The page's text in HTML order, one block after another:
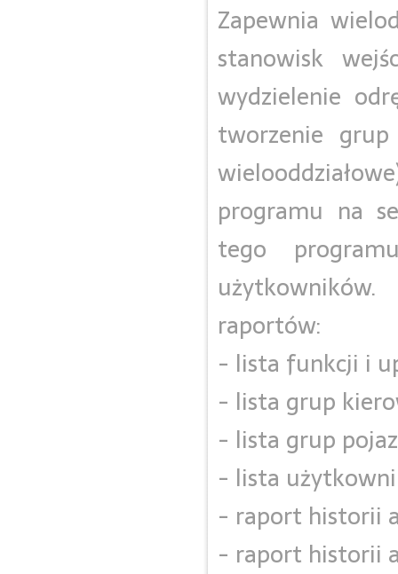
Zapewnia
stanowisk
wydzielenie
tworzenie
programu na
tego
użytkowników.
raportów:
- lista funkcji i
- lista grup
- lista grup
- lista
- raport historii
- raport historii